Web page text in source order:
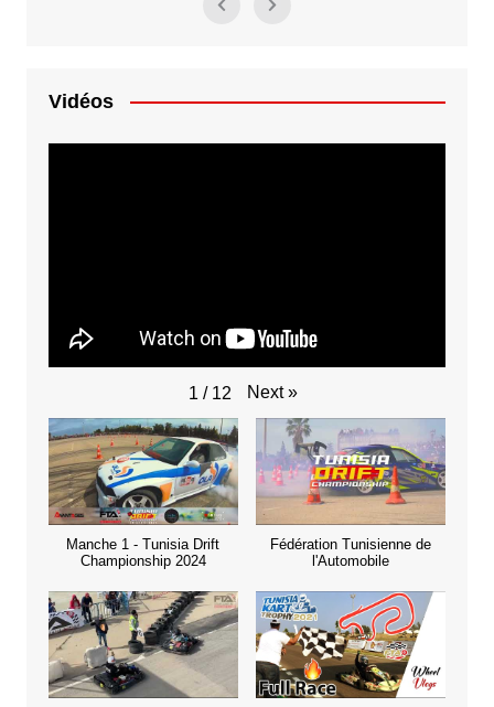
Vidéos
1 / 12 Next »
Manche 1 - Tunisia Drift
Championship 2024
Fédération Tunisienne de
l'Automobile